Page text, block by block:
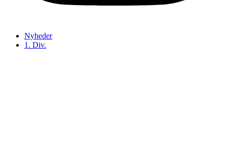
Nyheder
1. Div.